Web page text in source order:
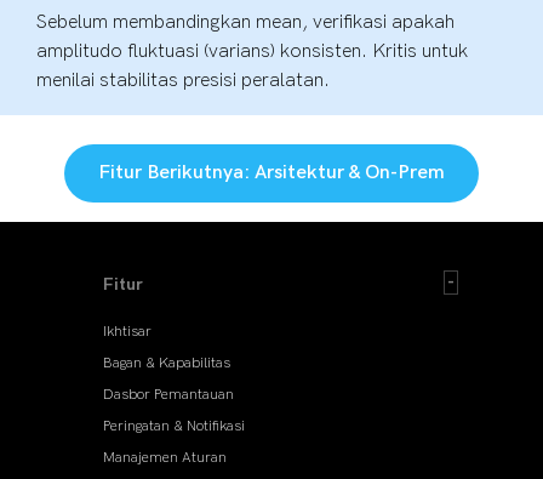
Sebelum membandingkan mean, verifikasi apakah
amplitudo fluktuasi (varians) konsisten. Kritis untuk
menilai stabilitas presisi peralatan.
Fitur Berikutnya: Arsitektur & On-Prem
Fitur
Ikhtisar
Bagan & Kapabilitas
Dasbor Pemantauan
Peringatan & Notifikasi
Manajemen Aturan